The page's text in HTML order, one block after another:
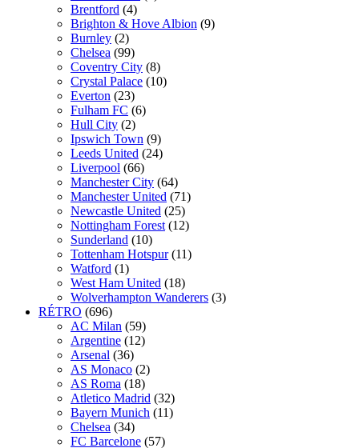
Brentford (4)
Brighton & Hove Albion (9)
Burnley (2)
Chelsea (99)
Coventry City (8)
Crystal Palace (10)
Everton (23)
Fulham FC (6)
Hull City (2)
Ipswich Town (9)
Leeds United (24)
Liverpool (66)
Manchester City (64)
Manchester United (71)
Newcastle United (25)
Nottingham Forest (12)
Sunderland (10)
Tottenham Hotspur (11)
Watford (1)
West Ham United (18)
Wolverhampton Wanderers (3)
RÉTRO (696)
AC Milan (59)
Argentine (12)
Arsenal (36)
AS Monaco (2)
AS Roma (18)
Atletico Madrid (32)
Bayern Munich (11)
Chelsea (34)
FC Barcelone (57)